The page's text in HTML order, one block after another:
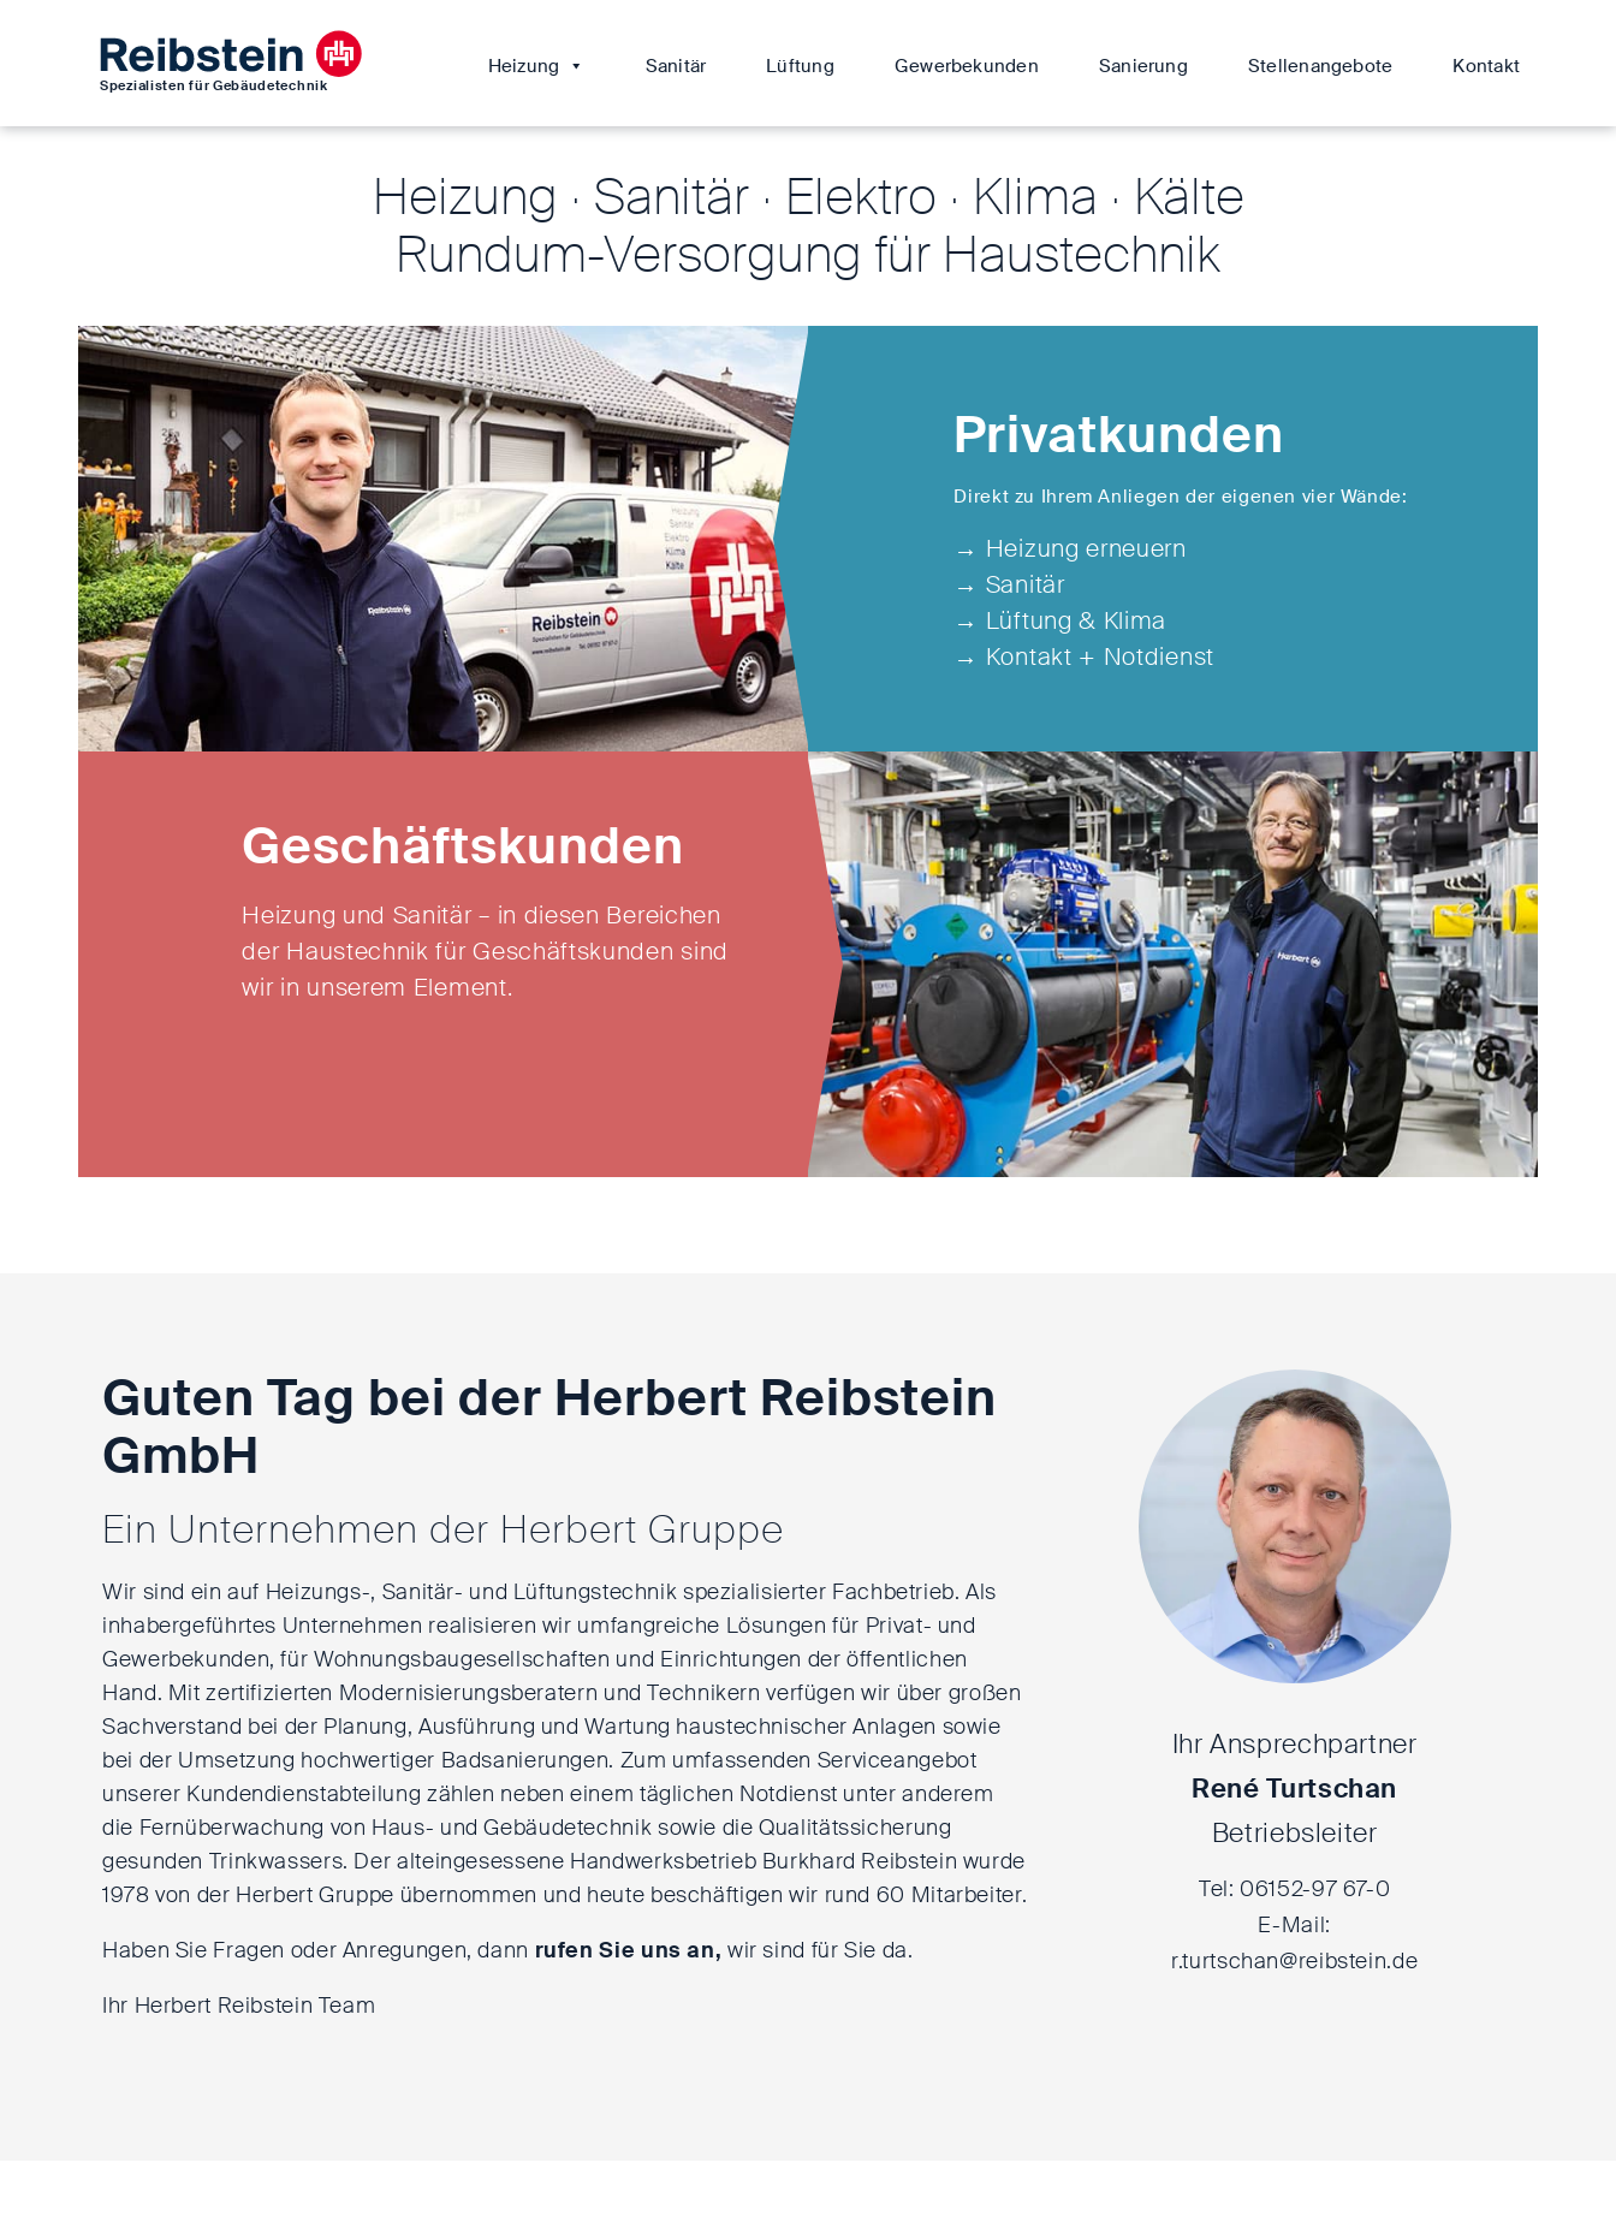
Spezialisten für Gebäudetechnik
Heizung Sanitär Lüftung Gewerbekunden Sanierung Stellenangebote Kontakt
Heizung · Sanitär · Elektro · Klima · Kälte
Rundum-Versorgung für Haustechnik
Privatkunden
Direkt zu Ihrem Anliegen der eigenen vier Wände:
→ Heizung erneuern
→ Sanitär
→ Lüftung & Klima
→ Kontakt + Notdienst
Geschäftskunden
Heizung und Sanitär – in diesen Bereichen
der Haustechnik für Geschäftskunden sind
wir in unserem Element.
Guten Tag bei der Herbert Reibstein
GmbH
Ein Unternehmen der Herbert Gruppe
Wir sind ein auf Heizungs-, Sanitär- und Lüftungstechnik spezialisierter Fachbetrieb. Als
inhabergeführtes Unternehmen realisieren wir umfangreiche Lösungen für Privat- und
Gewerbekunden, für Wohnungsbaugesellschaften und Einrichtungen der öffentlichen
Hand. Mit zertifizierten Modernisierungsberatern und Technikern verfügen wir über großen
Sachverstand bei der Planung, Ausführung und Wartung haustechnischer Anlagen sowie
bei der Umsetzung hochwertiger Badsanierungen. Zum umfassenden Serviceangebot
unserer Kundendienstabteilung zählen neben einem täglichen Notdienst unter anderem
die Fernüberwachung von Haus- und Gebäudetechnik sowie die Qualitätssicherung
gesunden Trinkwassers. Der alteingesessene Handwerksbetrieb Burkhard Reibstein wurde
1978 von der Herbert Gruppe übernommen und heute beschäftigen wir rund 60 Mitarbeiter.
Haben Sie Fragen oder Anregungen, dann rufen Sie uns an, wir sind für Sie da.
Ihr Herbert Reibstein Team
Ihr Ansprechpartner
René Turtschan
Betriebsleiter
Tel: 06152-97 67-0
E-Mail:
r.turtschan@reibstein.de